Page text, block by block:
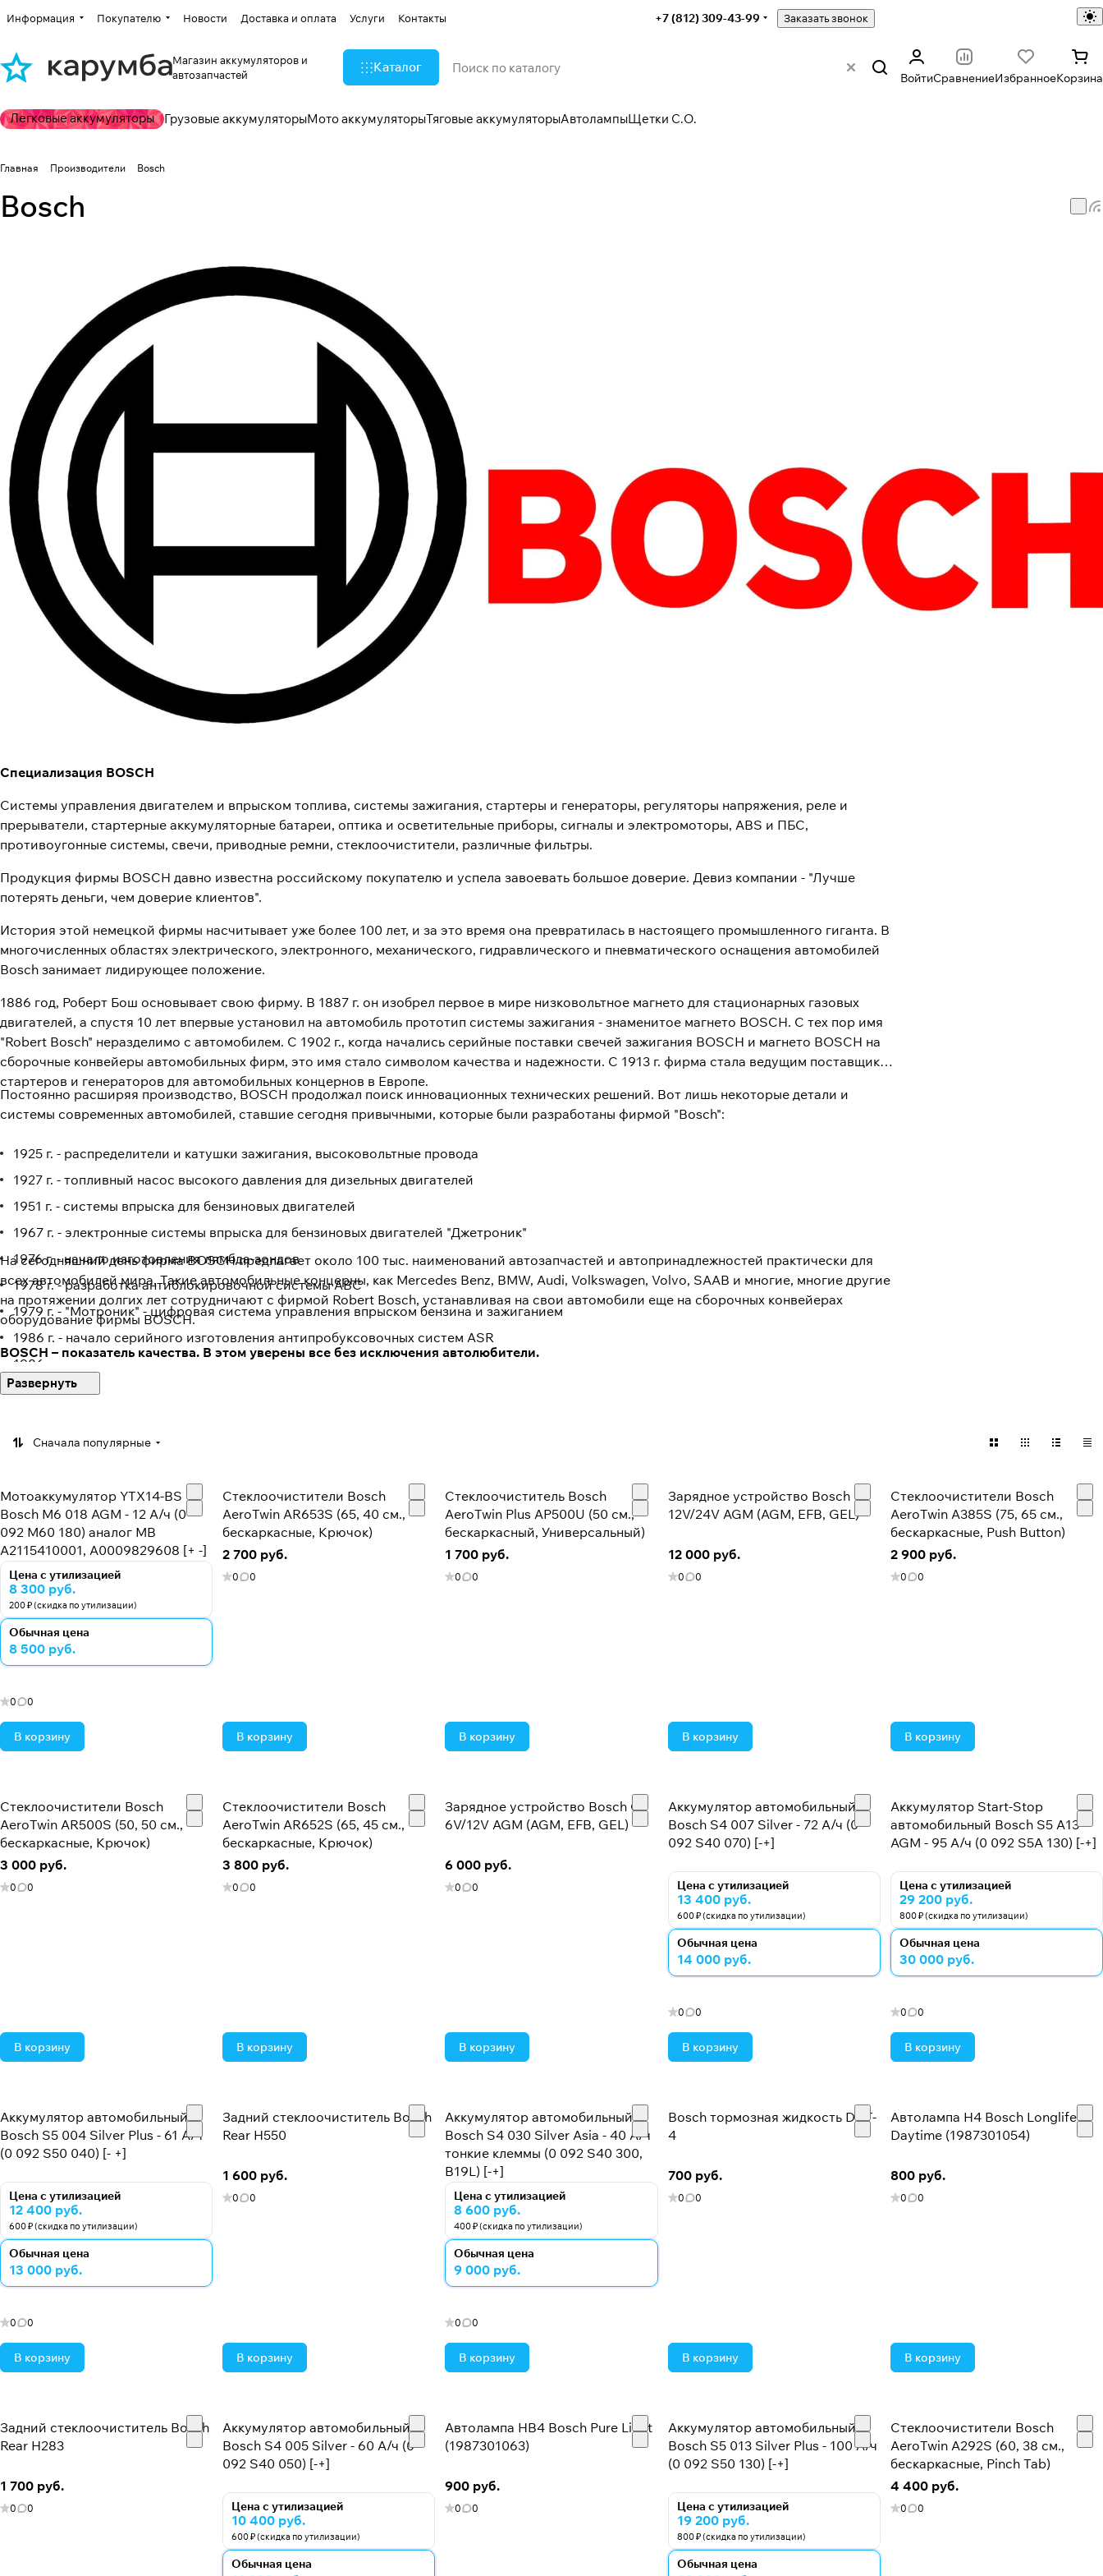
Информация Покупателю Новости Доставка и оплата Услуги Контакты +7 (812) 309-43-99 Заказать звонок
Магазин аккумуляторов и
автозапчастей
Каталог
ВойтиСравнениеИзбранноеКорзина
Легковые аккумуляторы Грузовые аккумуляторыМото аккумуляторыТяговые аккумуляторыАвтолампыЩетки С.О.
Главная Производители Bosch
Bosch
Специализация BOSCH
Системы управления двигателем и впрыском топлива, системы зажигания, стартеры и генераторы, регуляторы напряжения, реле и
прерыватели, стартерные аккумуляторные батареи, оптика и осветительные приборы, сигналы и электромоторы, ABS и ПБС,
противоугонные системы, свечи, приводные ремни, стеклоочистители, различные фильтры.
Продукция фирмы BOSCH давно известна российскому покупателю и успела завоевать большое доверие. Девиз компании - "Лучше
потерять деньги, чем доверие клиентов".
История этой немецкой фирмы насчитывает уже более 100 лет, и за это время она превратилась в настоящего промышленного гиганта. В
многочисленных областях электрического, электронного, механического, гидравлического и пневматического оснащения автомобилей
Bosch занимает лидирующее положение.
1886 год, Роберт Бош основывает свою фирму. В 1887 г. он изобрел первое в мире низковольтное магнето для стационарных газовых
двигателей, а спустя 10 лет впервые установил на автомобиль прототип системы зажигания - знаменитое магнето BOSCH. С тех пор имя
"Robert Bosch" неразделимо с автомобилем. С 1902 г., когда начались серийные поставки свечей зажигания BOSCH и магнето BOSCH на
сборочные конвейеры автомобильных фирм, это имя стало символом качества и надежности. С 1913 г. фирма стала ведущим поставщиком
стартеров и генераторов для автомобильных концернов в Европе.
Постоянно расширяя производство, BOSCH продолжал поиск инновационных технических решений. Вот лишь некоторые детали и
системы современных автомобилей, ставшие сегодня привычными, которые были разработаны фирмой "Bosch":
1925 г. - распределители и катушки зажигания, высоковольтные провода
1927 г. - топливный насос высокого давления для дизельных двигателей
1951 г. - системы впрыска для бензиновых двигателей
1967 г. - электронные системы впрыска для бензиновых двигателей "Джетроник"
1976 г. - начало изготовления лямбда-зондов
1978 г. - разработка антиблокировочной системы АВС
1979 г. - "Мотроник" - цифровая система управления впрыском бензина и зажиганием
1986 г. - начало серийного изготовления антипробуксовочных систем ASR
1986 г. - система электронного впрыска дизельного топлива
1995 г. - система регулировки динамики автомобиля FDR
На сегодняшний день фирма BOSCH предлагает около 100 тыс. наименований автозапчастей и автопринадлежностей практически для
всех автомобилей мира. Такие автомобильные концерны, как Mercedes Benz, BMW, Audi, Volkswagen, Volvo, SAAB и многие, многие другие
на протяжении долгих лет сотрудничают с фирмой Robert Bosch, устанавливая на свои автомобили еще на сборочных конвейерах
оборудование фирмы BOSCH.
BOSCH – показатель качества. В этом уверены все без исключения автолюбители.
Сначала популярные
Мотоаккумулятор YTX14-BS
Bosch M6 018 AGM - 12 А/ч (0
092 M60 180) аналог MB
A2115410001, А0009829608 [+ -]
Цена с утилизацией
8 300 руб.
200 ₽ (скидка по утилизации)
Обычная цена
8 500 руб.
0 0
В корзину
Стеклоочистители Bosch
AeroTwin AR653S (65, 40 см.,
бескаркасные, Крючок)
2 700 руб.
0 0
В корзину
Стеклоочиститель Bosch
AeroTwin Plus AP500U (50 см.,
бескаркасный, Универсальный)
1 700 руб.
0 0
В корзину
Зарядное устройство Bosch C7
12V/24V AGM (AGM, EFB, GEL)
12 000 руб.
0 0
В корзину
Стеклоочистители Bosch
AeroTwin A385S (75, 65 см.,
бескаркасные, Push Button)
2 900 руб.
0 0
В корзину
Стеклоочистители Bosch
AeroTwin AR500S (50, 50 см.,
бескаркасные, Крючок)
3 000 руб.
0 0
В корзину
Стеклоочистители Bosch
AeroTwin AR652S (65, 45 см.,
бескаркасные, Крючок)
3 800 руб.
0 0
В корзину
Зарядное устройство Bosch C3
6V/12V AGM (AGM, EFB, GEL)
6 000 руб.
0 0
В корзину
Аккумулятор автомобильный
Bosch S4 007 Silver - 72 А/ч (0
092 S40 070) [-+]
Цена с утилизацией
13 400 руб.
600 ₽ (скидка по утилизации)
Обычная цена
14 000 руб.
0 0
В корзину
Аккумулятор Start-Stop
автомобильный Bosch S5 A13
AGM - 95 А/ч (0 092 S5A 130) [-+]
Цена с утилизацией
29 200 руб.
800 ₽ (скидка по утилизации)
Обычная цена
30 000 руб.
0 0
В корзину
Аккумулятор автомобильный
Bosch S5 004 Silver Plus - 61 А/ч
(0 092 S50 040) [- +]
Цена с утилизацией
12 400 руб.
600 ₽ (скидка по утилизации)
Обычная цена
13 000 руб.
0 0
В корзину
Задний стеклоочиститель Bosch
Rear H550
1 600 руб.
0 0
В корзину
Аккумулятор автомобильный
Bosch S4 030 Silver Asia - 40 А/ч
тонкие клеммы (0 092 S40 300,
B19L) [-+]
Цена с утилизацией
8 600 руб.
400 ₽ (скидка по утилизации)
Обычная цена
9 000 руб.
0 0
В корзину
Bosch тормозная жидкость DOT-
4
700 руб.
0 0
В корзину
Автолампа H4 Bosch Longlife
Daytime (1987301054)
800 руб.
0 0
В корзину
Задний стеклоочиститель Bosch
Rear H283
1 700 руб.
0 0
Аккумулятор автомобильный
Bosch S4 005 Silver - 60 А/ч (0
092 S40 050) [-+]
Цена с утилизацией
10 400 руб.
600 ₽ (скидка по утилизации)
Обычная цена
Автолампа HB4 Bosch Pure Light
(1987301063)
900 руб.
0 0
Аккумулятор автомобильный
Bosch S5 013 Silver Plus - 100 А/ч
(0 092 S50 130) [-+]
Цена с утилизацией
19 200 руб.
800 ₽ (скидка по утилизации)
Обычная цена
Стеклоочистители Bosch
AeroTwin A292S (60, 38 см.,
бескаркасные, Pinch Tab)
4 400 руб.
0 0